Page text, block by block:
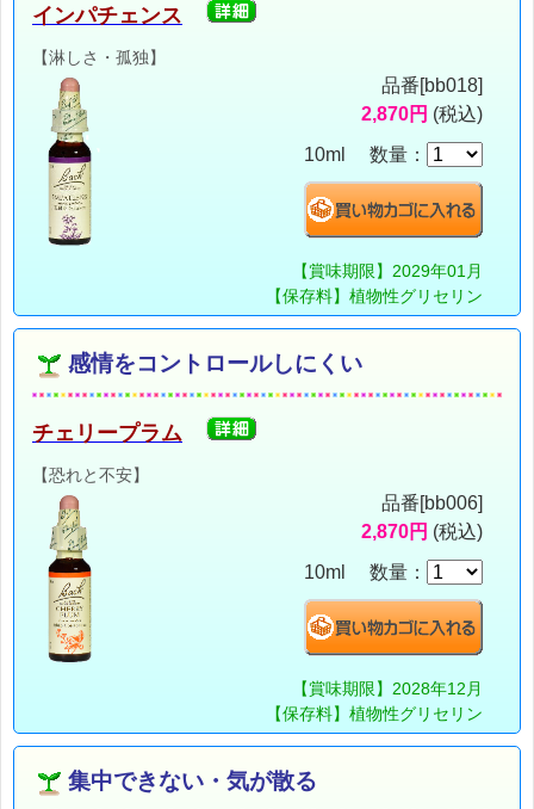
インパチェンス
【淋しさ・孤独】
品番[bb018]
2,870円 (税込)
10ml 数量：
【賞味期限】2029年01月
【保存料】植物性グリセリン
感情をコントロールしにくい
チェリープラム
【恐れと不安】
品番[bb006]
2,870円 (税込)
10ml 数量：
【賞味期限】2028年12月
【保存料】植物性グリセリン
集中できない・気が散る